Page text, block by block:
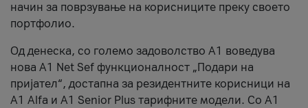
начин за поврзување на корисниците преку своето
портфолио.
Од денеска, со големо задоволство А1 воведува
нова A1 Net Sef функционалност „Подари на
пријател“, достапна за резидентните корисници на
А1 Alfa и A1 Senior Plus тарифните модели. Со A1